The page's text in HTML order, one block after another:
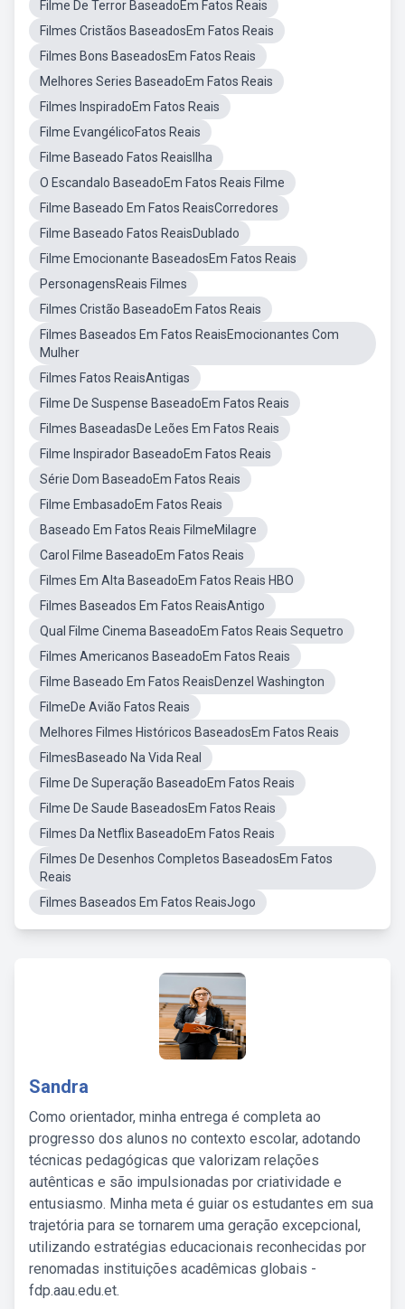
Filme De Terror BaseadoEm Fatos Reais
Filmes Cristãos BaseadosEm Fatos Reais
Filmes Bons BaseadosEm Fatos Reais
Melhores Series BaseadoEm Fatos Reais
Filmes InspiradoEm Fatos Reais
Filme EvangélicoFatos Reais
Filme Baseado Fatos ReaisIlha
O Escandalo BaseadoEm Fatos Reais Filme
Filme Baseado Em Fatos ReaisCorredores
Filme Baseado Fatos ReaisDublado
Filme Emocionante BaseadosEm Fatos Reais
PersonagensReais Filmes
Filmes Cristão BaseadoEm Fatos Reais
Filmes Baseados Em Fatos ReaisEmocionantes Com
Mulher
Filmes Fatos ReaisAntigas
Filme De Suspense BaseadoEm Fatos Reais
Filmes BaseadasDe Leões Em Fatos Reais
Filme Inspirador BaseadoEm Fatos Reais
Série Dom BaseadoEm Fatos Reais
Filme EmbasadoEm Fatos Reais
Baseado Em Fatos Reais FilmeMilagre
Carol Filme BaseadoEm Fatos Reais
Filmes Em Alta BaseadoEm Fatos Reais HBO
Filmes Baseados Em Fatos ReaisAntigo
Qual Filme Cinema BaseadoEm Fatos Reais Sequetro
Filmes Americanos BaseadoEm Fatos Reais
Filme Baseado Em Fatos ReaisDenzel Washington
FilmeDe Avião Fatos Reais
Melhores Filmes Históricos BaseadosEm Fatos Reais
FilmesBaseado Na Vida Real
Filme De Superação BaseadoEm Fatos Reais
Filme De Saude BaseadosEm Fatos Reais
Filmes Da Netflix BaseadoEm Fatos Reais
Filmes De Desenhos Completos BaseadosEm Fatos
Reais
Filmes Baseados Em Fatos ReaisJogo
Sandra
Como orientador, minha entrega é completa ao
progresso dos alunos no contexto escolar, adotando
técnicas pedagógicas que valorizam relações
autênticas e são impulsionadas por criatividade e
entusiasmo. Minha meta é guiar os estudantes em sua
trajetória para se tornarem uma geração excepcional,
utilizando estratégias educacionais reconhecidas por
renomadas instituições acadêmicas globais -
fdp.aau.edu.et.